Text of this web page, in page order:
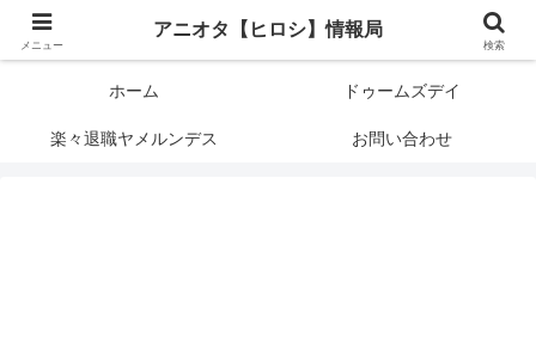
アニメオタクで元サラリーマンの独自な目線から、おすすめなどの紹介や気に
ホーム ドゥームズデイ
楽々退職ヤメルンデス お問い合わせ
メニュー
アニオタ【ヒロシ】情報局
検索